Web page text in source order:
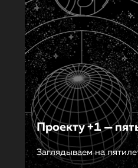
Проекту +1 —
Заглядываем на